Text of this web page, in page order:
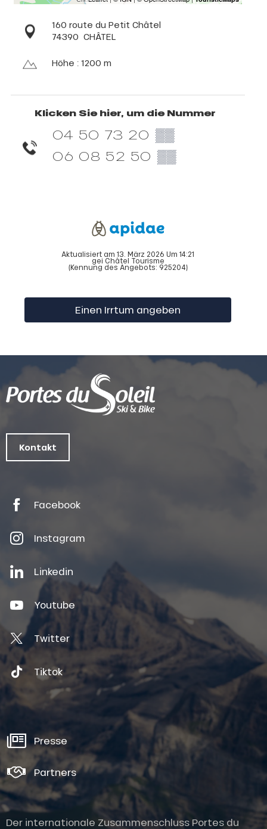
160 route du Petit Châtel
74390 CHÂTEL
Höhe : 1200 m
Klicken Sie hier, um die Nummer
04 50 73 20 ▒▒
06 08 52 50 ▒▒
Aktualisiert am 13. März 2026 Um 14:21
gei Châtel Tourisme
(Kennung des Angebots: 925204)
Einen Irrtum angeben
Kontakt
Facebook
Instagram
Linkedin
Youtube
Twitter
Tiktok
Presse
Partners
Der internationale Zusammenschluss Portes du